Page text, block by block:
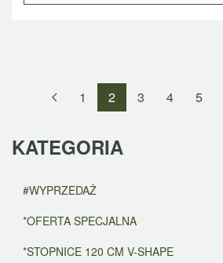
1 2 3 4 5
KATEGORIA
#WYPRZEDAŻ
*OFERTA SPECJALNA
*STOPNICE 120 CM V-SHAPE